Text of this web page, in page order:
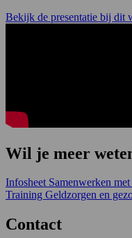
Bekijk de presentatie bij dit
Wil je meer
Infosheet Samenwerken
Training Geldzorgen en
Contact